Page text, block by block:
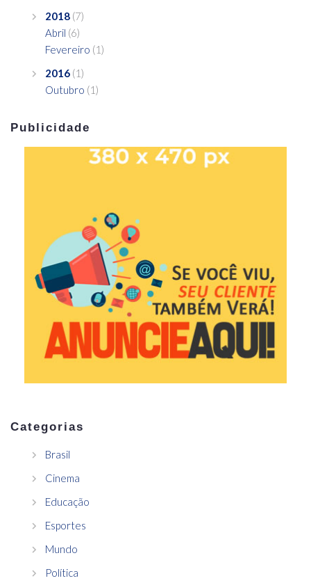
2018 (7)
Abril (6)
Fevereiro (1)
2016 (1)
Outubro (1)
Publicidade
Categorias
Brasil
Cinema
Educação
Esportes
Mundo
Política